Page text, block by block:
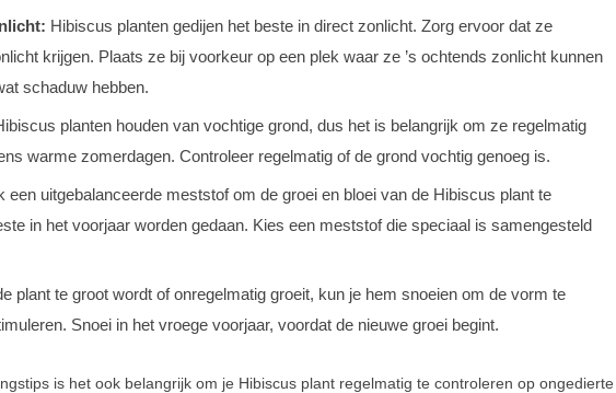
Hibiscus planten gedijen het beste in direct zonlicht. Zorg ervoor dat ze
krijgen. Plaats ze bij voorkeur op een plek waar ze ’s ochtends zonlicht kunnen
schaduw hebben.
planten houden van vochtige grond, dus het is belangrijk om ze regelmatig
warme zomerdagen. Controleer regelmatig of de grond vochtig genoeg is.
een uitgebalanceerde meststof om de groei en bloei van de Hibiscus plant te
in het voorjaar worden gedaan. Kies een meststof die speciaal is samengesteld
plant te groot wordt of onregelmatig groeit, kun je hem snoeien om de vorm te
Snoei in het vroege voorjaar, voordat de nieuwe groei begint.
is het ook belangrijk om je Hibiscus plant regelmatig te controleren op ongedierte